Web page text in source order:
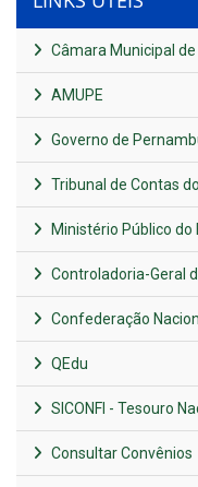
Câmara Municipal
AMUPE
Governo de
Tribunal de Contas
Ministério Público
Controladoria-Geral
Confederação
QEdu
SICONFI - Tesouro
Consultar Convênios